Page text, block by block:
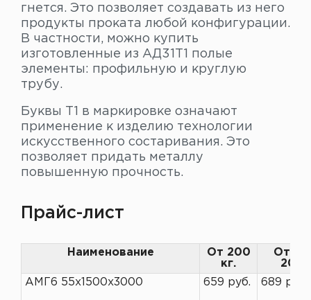
гнется. Это позволяет создавать из него
продукты проката любой конфигурации.
В частности, можно купить
изготовленные из АД31Т1 полые
элементы: профильную и круглую
трубу.
Буквы Т1 в маркировке означают
применение к изделию технологии
искусственного состаривания. Это
позволяет придать металлу
повышенную прочность.
Прайс-лист
Наименование
От 200
кг.
От 10
200
АМГ6 55х1500х3000
659 руб. 689 руб.